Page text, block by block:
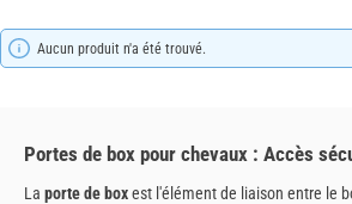
Aucun produit n'a été trouvé.
Portes de box pour chevaux : Accès
La porte de boxest l'élément de liaison entre le